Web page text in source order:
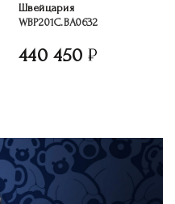
Швейцария
WBP201C.BA0632
440 450